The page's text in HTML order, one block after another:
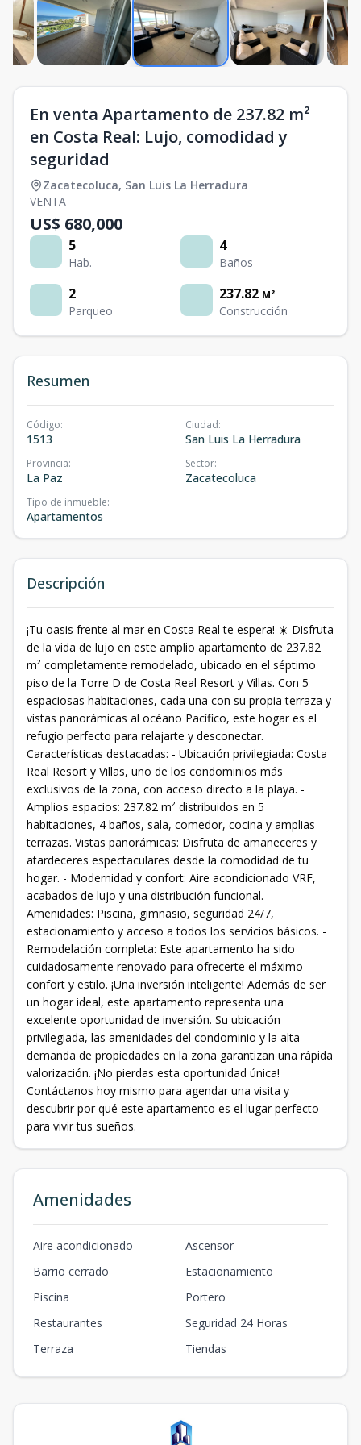
En venta Apartamento de 237.82 m²
en Costa Real: Lujo, comodidad y
seguridad
Zacatecoluca, San Luis La Herradura
VENTA
US$ 680,000
5
Hab.
4
Baños
2
Parqueo
237.82 M²
Construcción
Resumen
Código:
1513
Ciudad:
San Luis La Herradura
Provincia:
La Paz
Sector:
Zacatecoluca
Tipo de inmueble:
Apartamentos
Descripción
¡Tu oasis frente al mar en Costa Real te espera! ☀️ Disfruta
de la vida de lujo en este amplio apartamento de 237.82
m² completamente remodelado, ubicado en el séptimo
piso de la Torre D de Costa Real Resort y Villas. Con 5
espaciosas habitaciones, cada una con su propia terraza y
vistas panorámicas al océano Pacífico, este hogar es el
refugio perfecto para relajarte y desconectar.
Características destacadas: - Ubicación privilegiada: Costa
Real Resort y Villas, uno de los condominios más
exclusivos de la zona, con acceso directo a la playa. -
Amplios espacios: 237.82 m² distribuidos en 5
habitaciones, 4 baños, sala, comedor, cocina y amplias
terrazas. Vistas panorámicas: Disfruta de amaneceres y
atardeceres espectaculares desde la comodidad de tu
hogar. - Modernidad y confort: Aire acondicionado VRF,
acabados de lujo y una distribución funcional. -
Amenidades: Piscina, gimnasio, seguridad 24/7,
estacionamiento y acceso a todos los servicios básicos. -
Remodelación completa: Este apartamento ha sido
cuidadosamente renovado para ofrecerte el máximo
confort y estilo. ¡Una inversión inteligente! Además de ser
un hogar ideal, este apartamento representa una
excelente oportunidad de inversión. Su ubicación
privilegiada, las amenidades del condominio y la alta
demanda de propiedades en la zona garantizan una rápida
valorización. ¡No pierdas esta oportunidad única!
Contáctanos hoy mismo para agendar una visita y
descubrir por qué este apartamento es el lugar perfecto
para vivir tus sueños.
Amenidades
Aire acondicionado
Ascensor
Barrio cerrado
Estacionamiento
Piscina
Portero
Restaurantes
Seguridad 24 Horas
Terraza
Tiendas